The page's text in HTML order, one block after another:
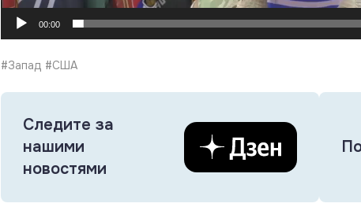
00:00
#Запад #США
Следите за
нашими
новостями